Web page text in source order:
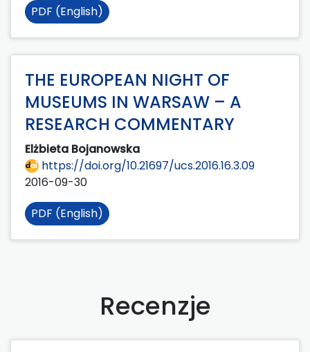
PDF (English)
THE EUROPEAN NIGHT OF
MUSEUMS IN WARSAW – A
RESEARCH COMMENTARY
Elżbieta Bojanowska
https://doi.org/10.21697/ucs.2016.16.3.09
2016-09-30
PDF (English)
Recenzje